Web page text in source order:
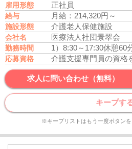
雇用形態 正社員
給与 月給：214,320円～
施設形態 介護老人保健施設
会社名 医療法人社団景翠会
勤務時間 1）8:30～17:30休憩60
応募資格
求人に問い合わせ（無料）
キープす
※キープリストはもう一度ボタン